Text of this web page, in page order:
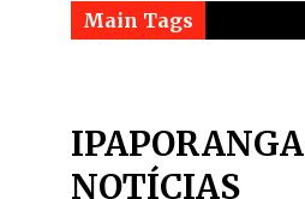
Main Tags
IPAPORANGA
NOTÍCIAS